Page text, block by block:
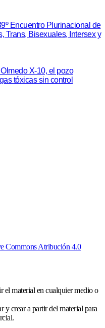
Encuentro Plurinacional de
Trans, Bisexuales, Intersex y
X-10, el pozo
tóxicas sin control
Commons Atribución 4.0
material en cualquier medio o
crear a partir del material para